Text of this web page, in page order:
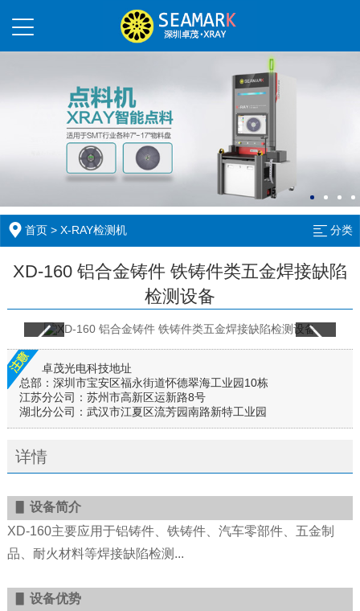
首页 >X-RAY检测机 分类
XD-160 铝合金铸件 铁铸件类五金焊接缺陷
检测设备
卓茂光电科技地址
总部：深圳市宝安区福永街道怀德翠海工业园10栋
江苏分公司：苏州市高新区运新路8号
湖北分公司：武汉市江夏区流芳园南路新特工业园
详情
设备简介
XD-160主要应用于铝铸件、铁铸件、汽车零部件、五金制
品、耐火材料等焊接缺陷检测...
设备优势